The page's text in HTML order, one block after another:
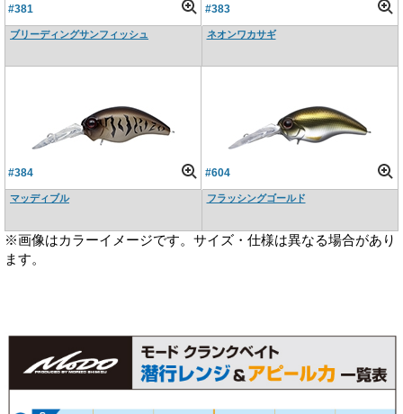
#381
ブリーディングサンフィッシュ
#383
ネオンワカサギ
#384
マッディブル
#604
フラッシングゴールド
※画像はカラーイメージです。サイズ・仕様は異なる場合があり
ます。